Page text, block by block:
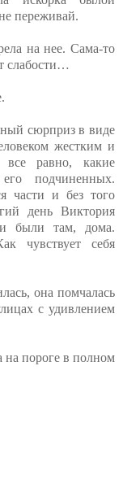
переживай.
на нее. Сама-то
слабости…
сюрприз в виде
жестким и
равно, какие
подчиненных.
части и без того
день Виктория
были там, дома.
чувствует себя
она помчалась
с удивлением
пороге в полном